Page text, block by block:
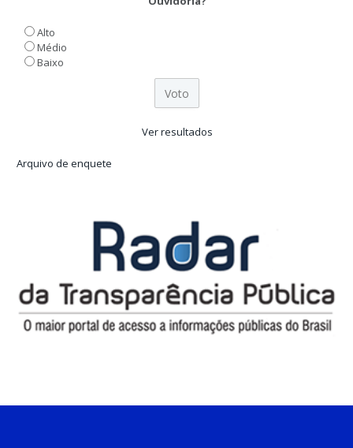
Alto
Médio
Baixo
Ver resultados
Arquivo de enquete